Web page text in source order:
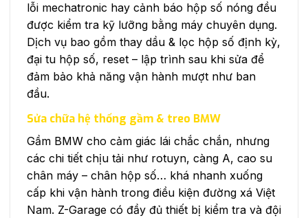
lỗi mechatronic hay cảnh báo hộp số nóng đều
được kiểm tra kỹ lưỡng bằng máy chuyên dụng.
Dịch vụ bao gồm thay dầu & lọc hộp số định kỳ,
đại tu hộp số, reset – lập trình sau khi sửa để
đảm bảo khả năng vận hành mượt như ban
đầu.
Sửa chữa hệ thống gầm & treo BMW
Gầm BMW cho cảm giác lái chắc chắn, nhưng
các chi tiết chịu tải như rotuyn, càng A, cao su
chân máy – chân hộp số… khá nhanh xuống
cấp khi vận hành trong điều kiện đường xá Việt
Nam. Z-Garage có đầy đủ thiết bị kiểm tra và đội